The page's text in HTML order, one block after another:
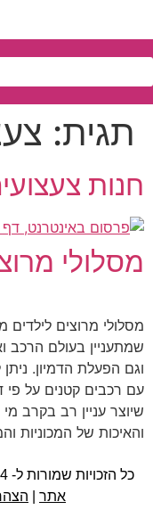
תגית:
חנות
מסלולי
מסלולי מרוצים לילדים
שמתעניין בעולם
וגם הפעלת הדמיון.
עם רכבים קטנים על פי
שיוצר עניין רב בקרב
והאיכות של המכוניות
כל הזכויות שמורות ל- 2024
אתר